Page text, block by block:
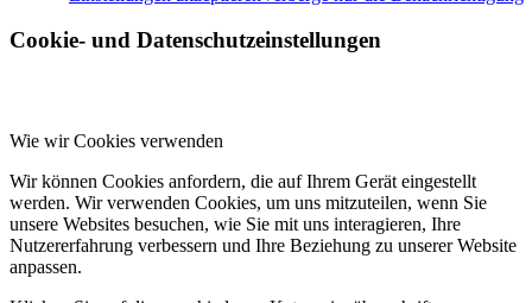
Cookie- und Datenschutzeinstellungen
Wie wir Cookies verwenden
Wir können Cookies anfordern, die auf Ihrem Gerät eingestellt
werden. Wir verwenden Cookies, um uns mitzuteilen, wenn Sie
unsere Websites besuchen, wie Sie mit uns interagieren, Ihre
Nutzererfahrung verbessern und Ihre Beziehung zu unserer Website
anpassen.